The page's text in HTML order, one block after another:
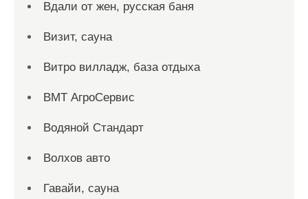
Вдали от жен, русская баня
Визит, сауна
Витро вилладж, база отдыха
ВМТ АгроСервис
Водяной Стандарт
Волхов авто
Гавайи, сауна